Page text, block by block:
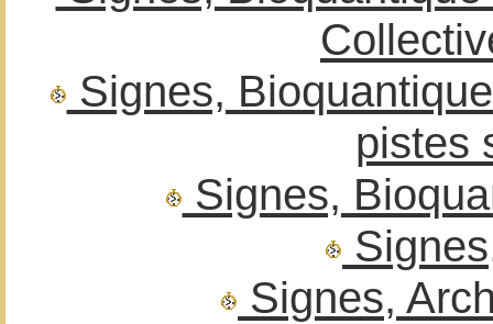
Signes,
pistes
Signes,
Signes,